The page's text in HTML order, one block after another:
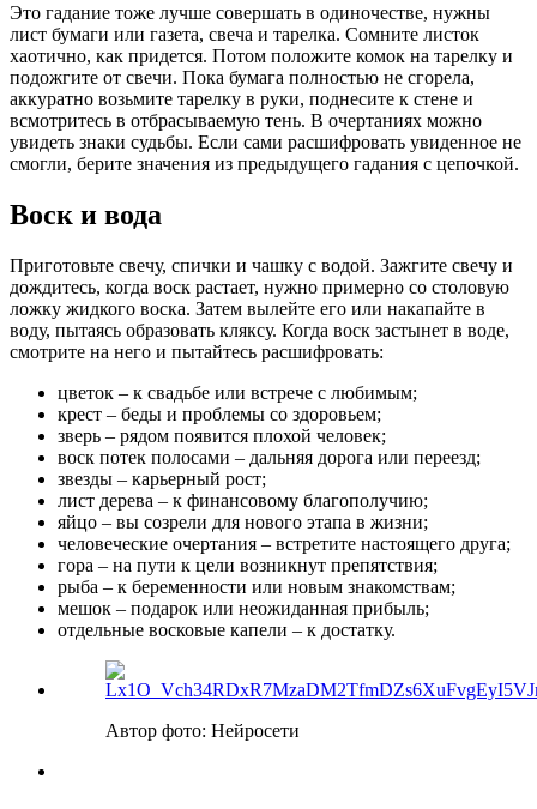
Это гадание тоже лучше совершать в одиночестве, нужны
лист бумаги или газета, свеча и тарелка. Сомните листок
хаотично, как придется. Потом положите комок на тарелку и
подожгите от свечи. Пока бумага полностью не сгорела,
аккуратно возьмите тарелку в руки, поднесите к стене и
всмотритесь в отбрасываемую тень. В очертаниях можно
увидеть знаки судьбы. Если сами расшифровать увиденное не
смогли, берите значения из предыдущего гадания с цепочкой.
Воск и вода
Приготовьте свечу, спички и чашку с водой. Зажгите свечу и
дождитесь, когда воск растает, нужно примерно со столовую
ложку жидкого воска. Затем вылейте его или накапайте в
воду, пытаясь образовать кляксу. Когда воск застынет в воде,
смотрите на него и пытайтесь расшифровать:
цветок – к свадьбе или встрече с любимым;
крест – беды и проблемы со здоровьем;
зверь – рядом появится плохой человек;
воск потек полосами – дальняя дорога или переезд;
звезды – карьерный рост;
лист дерева – к финансовому благополучию;
яйцо – вы созрели для нового этапа в жизни;
человеческие очертания – встретите настоящего друга;
гора – на пути к цели возникнут препятствия;
рыба – к беременности или новым знакомствам;
мешок – подарок или неожиданная прибыль;
отдельные восковые капели – к достатку.
Автор фото: Нейросети